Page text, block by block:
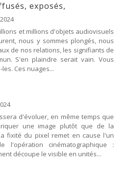
exposés,
et millions d'objets audiovisuels
nous y sommes plongés, nous
de nos relations, les signifiants de
S'en plaindre serait vain. Vous
Ces nuages...
d'évoluer, en même temps que
une image plutôt que de la
fixité du pixel remet en cause l'un
l'opération cinématographique :
découpe le visible en unités...